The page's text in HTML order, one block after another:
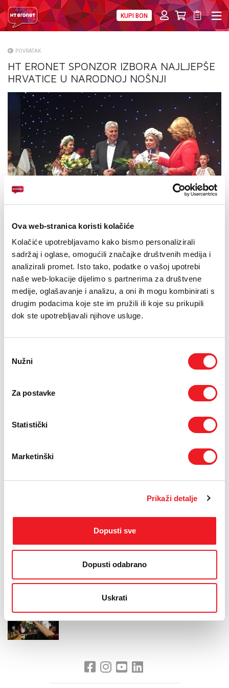
Ova web-stranica koristi kolačiće
Kolačiće upotrebljavamo kako bismo personalizirali
sadržaj i oglase, omogućili značajke društvenih medija i
analizirali promet. Isto tako, podatke o vašoj upotrebi
naše web-lokacije dijelimo s partnerima za društvene
medije, oglašavanje i analizu, a oni ih mogu kombinirati s
drugim podacima koje ste im pružili ili koje su prikupili
dok ste upotrebljavali njihove usluge.
pristanka
Nužni
Za postavke
Statistički
Marketinški
Prikaži detalje
Dopusti sve
Dopusti odabrano
Uskrati
KUPI BON
O NAMA
NATJEČAJI
VELEPRODAJA
KONTAKTI
MOJ PROFIL
E-RAČUN
PODRŠKA
TELEFONSKI IMENIK
POVRATAK
HT ERONET SPONZOR IZBORA NAJLJEPŠE
HRVATICE U NARODNOJ NOŠNJI
04.07.2016.
Cindy Šoštarić iz Italije najljepša je Hrvatica u narodnoj
nošnji.
Odlučeno je to na reviji tradicijske odjeće i izboru koji je,
u organizaciji Udruge za očuvanje i promicanje hrvatske
tradicijske kulture u Bosni i Hercegovini „Stećak“ i
Sponzor Izbora najljepše Hrvatice u narodnoj nošnji bio je
HT ERONET, a pokrovitelji projekta su: dr. Dragan Čović,
hrvatskoga naroda, Državni ured za Hrvate izvan
pratilje okitila se Ivona Pandžić iz Švicarske, dok je druga
Za Miss fotogeničnosti proglašena je Fanni Bubreg iz
Na reviji i natjecanju sudjelovalo je 25 djevojaka iz 19
zemalja.
Cilj projekta jest susret i povezivanje Hrvata iz cijeloga
upoznavanja i pružanje potpore Hrvatima u Bosni i
Hercegovini posebice u jačanju i očuvanju nacionalnog i
kulturnog identiteta.